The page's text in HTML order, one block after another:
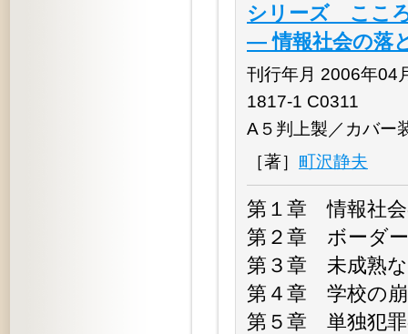
シリーズ ここ
― 情報社会の落
刊行年月 2006年04
1817-1 C0311
A５判上製／カバー
［著］ 町沢静夫
第１章 情報社
第２章 ボーダ
第３章 未成熟
第４章 学校の
第５章 単独犯